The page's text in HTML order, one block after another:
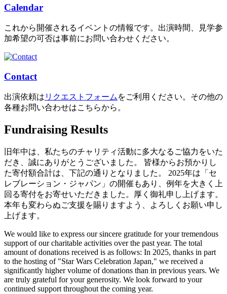
Calendar
これから開催されるイベントの情報です。出演時間、見学参
加希望の可否は事前にお問い合わせください。
Contact
出演依頼は リクエストフォーム をご利用ください。その他の
各種お問い合わせはこちらから。
Fundraising Results
旧年中は、私たちのチャリティ活動に多大なるご協力をいた
だき、誠にありがとうございました。 皆様からお預かりし
た寄付額合計は、下記の通りとなりました。 2025年は「セ
レブレーション・ジャパン」の開催もあり、例年を大きく上
回る寄付をお寄せいただきました。厚く御礼申し上げます。
本年も変わらぬご支援を賜りますよう、よろしくお願い申し
上げます。
We would like to express our sincere gratitude for your tremendous
support of our charitable activities over the past year. The total
amount of donations received is as follows: In 2025, thanks in part
to the hosting of "Star Wars Celebration Japan," we received a
significantly higher volume of donations than in previous years. We
are truly grateful for your generosity. We look forward to your
continued support throughout the coming year.